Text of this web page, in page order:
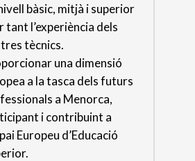
bàsic, mitjà i superior
tant l’experiència dels
tècnics.
una dimensió
a la tasca dels futurs
a Menorca,
i contribuint a
Europeu d’Educació